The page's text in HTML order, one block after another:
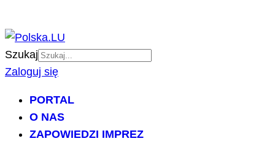
Szukaj
Zaloguj się
PORTAL
O NAS
ZAPOWIEDZI IMPREZ